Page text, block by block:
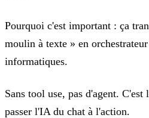
Pourquoi c'est important : ça
moulin à texte » en
informatiques.
Sans tool use, pas d'agent.
passer l'IA du chat à l'action.